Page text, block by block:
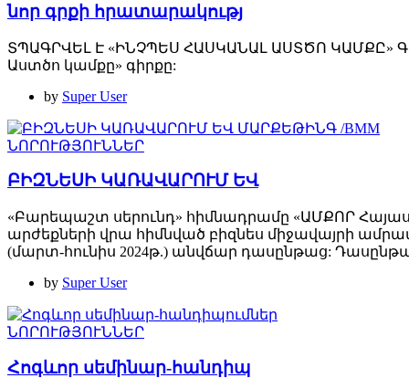
նոր գրքի հրատարակությ
ՏՊԱԳՐՎԵԼ Է «ԻՆՉՊԵՍ ՀԱՍԿԱՆԱԼ ԱՍՏԾՈ ԿԱՄՔԸ»
Աստծո կամքը» գիրքը:
by Super User
ՆՈՐՈՒԹՅՈՒՆՆԵՐ
ԲԻԶՆԵՍԻ ԿԱՌԱՎԱՐՈՒՄ ԵՎ
«Բարեպաշտ սերունդ» հիմնադրամը «ԱՄՔՈՐ
արժեքների վրա հիմնված բիզնես միջավայրի
(մարտ-հունիս 2024թ.) անվճար դասընթաց:
by Super User
ՆՈՐՈՒԹՅՈՒՆՆԵՐ
Հոգևոր սեմինար-հանդիպ